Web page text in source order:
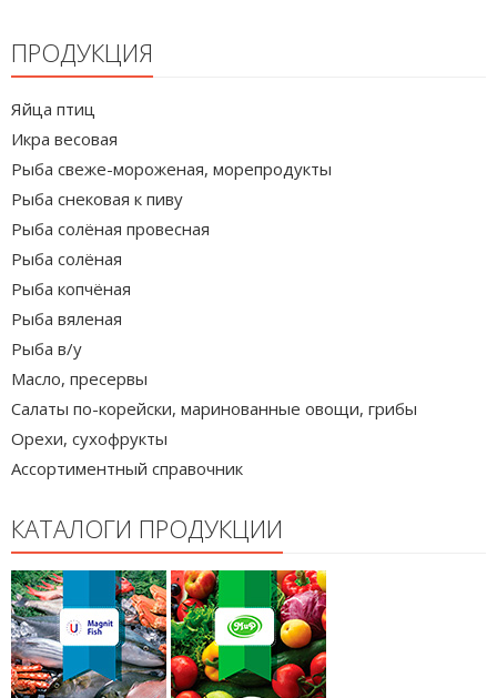
ПРОДУКЦИЯ
Яйца птиц
Икра весовая
Рыба свеже-мороженая, морепродукты
Рыба снековая к пиву
Рыба солёная провесная
Рыба солёная
Рыба копчёная
Рыба вяленая
Рыба в/у
Масло, пресервы
Салаты по-корейски, маринованные овощи, грибы
Орехи, сухофрукты
Ассортиментный справочник
КАТАЛОГИ ПРОДУКЦИИ